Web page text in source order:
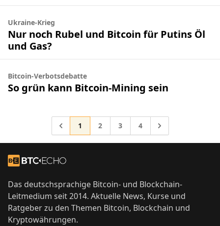
Ukraine-Krieg
Nur noch Rubel und Bitcoin für Putins Öl
und Gas?
Bitcoin-Verbotsdebatte
So grün kann Bitcoin-Mining sein
Gehe zur Seite
1 Gehe zur Seite
2 Gehe zur Seite
3 Gehe zur Seite
4 Gehe zu
Zur Startseite
Das deutschsprachige Bitcoin- und Blockchain-
Leitmedium seit 2014. Aktuelle News, Kurse und
Ratgeber zu den Themen Bitcoin, Blockchain und
Kryptowährungen.